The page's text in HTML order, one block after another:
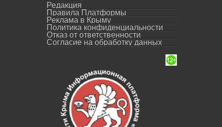
Редакция
Правила Платформы
Реклама в Крыму
Политика конфиденциальности
Отказ от ответственности
Согласие на обработку данных